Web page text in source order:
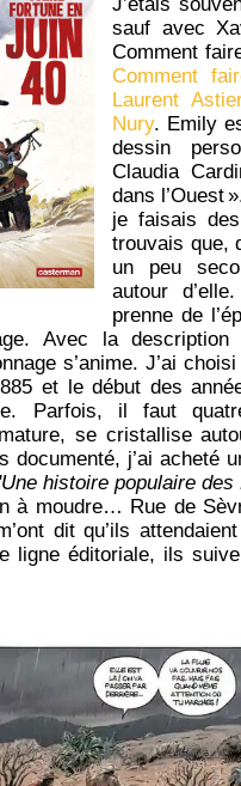
sauf avec
Comment
Comment
Laurent
Nury. Emily
dessin
Claudia
dans l’Ouest
je faisais
trouvais que,
un peu
autour
prenne de
Avec la
s’anime. J’ai
et le début des
Parfois, il faut
se cristallise
j’ai acheté
histoire populaire
à moudre… Rue de
dit qu’ils
ligne éditoriale, ils